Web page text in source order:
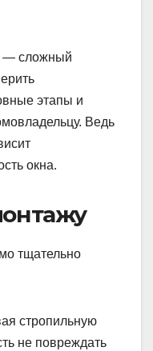
— сложный
этапы и
Ведь
окна.
тщательно
стропильную
не повреждать